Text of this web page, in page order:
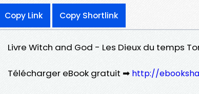
Copy Link Copy Shortlink
Livre Witch and God - Les Dieux du temps
Télécharger eBook gratuit ➡ http://